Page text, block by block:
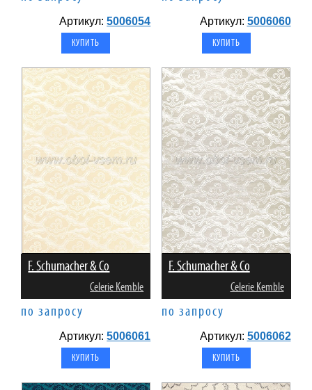
Артикул:5006054 Артикул: 5006060
F. Schumacher & Co
Celerie Kemble
по запросу
Артикул:5006061
F. Schumacher & Co
Celerie Kemble
по запросу
Артикул: 5006062